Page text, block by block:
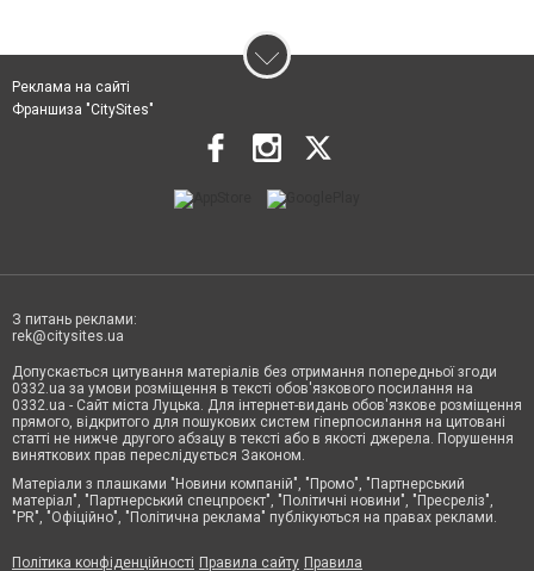
Реклама на сайті
Франшиза "CitySites"
З питань реклами:
rek@citysites.ua
Допускається цитування матеріалів без отримання попередньої згоди
0332.ua за умови розміщення в тексті обов'язкового посилання на
0332.ua - Сайт міста Луцька. Для інтернет-видань обов'язкове розміщення
прямого, відкритого для пошукових систем гіперпосилання на цитовані
статті не нижче другого абзацу в тексті або в якості джерела. Порушення
виняткових прав переслідується Законом.
Матеріали з плашками "Новини компаній", "Промо", "Партнерський
матеріал", "Партнерський спецпроєкт", "Політичні новини", "Пресреліз",
"PR", "Офіційно", "Політична реклама" публікуються на правах реклами.
Політика конфіденційності Правила сайту Правила